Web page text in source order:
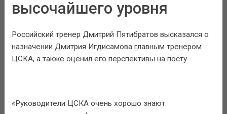
высочайшего уровня
Российский тренер Дмитрий Пятибратов высказался о
назначении Дмитрия Игдисамова главным тренером
ЦСКА, а также оценил его перспективы на посту.
«Руководители ЦСКА очень хорошо знают